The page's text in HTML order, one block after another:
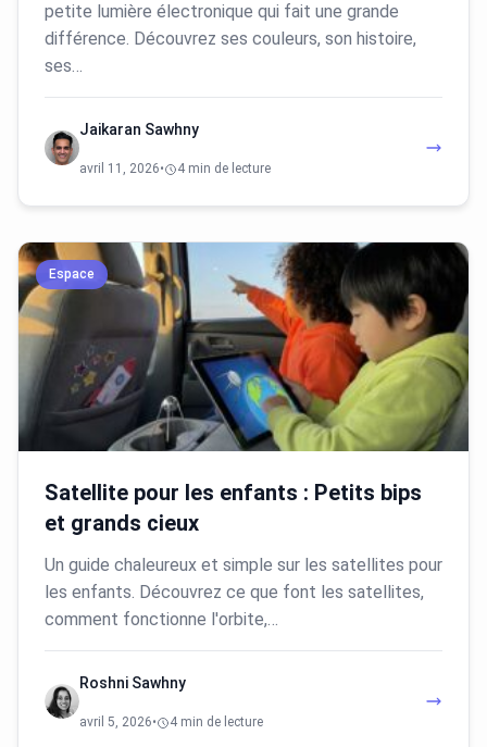
petite lumière électronique qui fait une grande
différence. Découvrez ses couleurs, son histoire,
ses…
Jaikaran Sawhny
avril 11, 2026• 4 min de lecture
Espace
Satellite pour les enfants : Petits bips
et grands cieux
Un guide chaleureux et simple sur les satellites pour
les enfants. Découvrez ce que font les satellites,
comment fonctionne l'orbite,…
Roshni Sawhny
avril 5, 2026• 4 min de lecture